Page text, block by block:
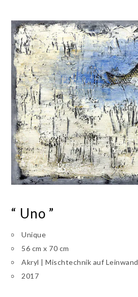
“ Uno ”
Unique
56 cm x 70 cm
Akryl | Mischtechnik auf Leinwand
2017